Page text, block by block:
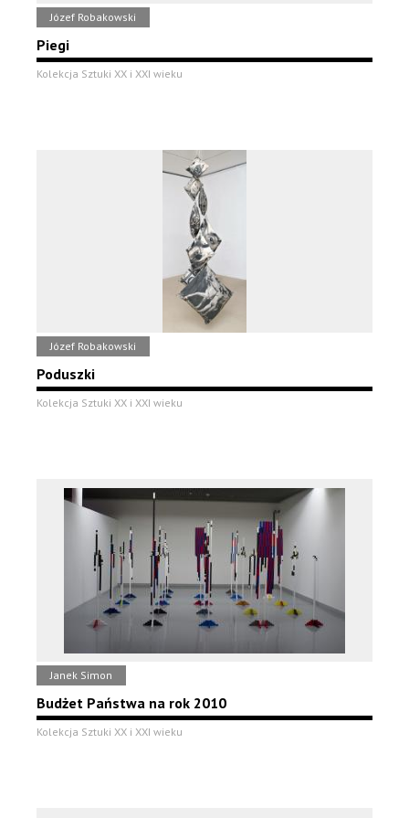
Józef Robakowski
Piegi
Kolekcja Sztuki XX i XXI wieku
Józef Robakowski
Poduszki
Kolekcja Sztuki XX i XXI wieku
Janek Simon
Budżet Państwa na rok 2010
Kolekcja Sztuki XX i XXI wieku